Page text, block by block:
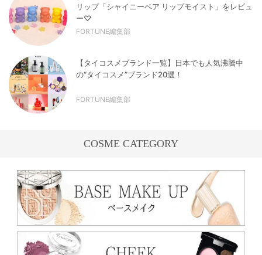
リップ「シャイニーベア リップモイスト」をレビュ
ー♡
FORTUNE編集部
【タイコスメブランド一覧】日本でも人気沸騰中
の“タイコスメ”ブランド20選！
FORTUNE編集部
COSME CATEGORY